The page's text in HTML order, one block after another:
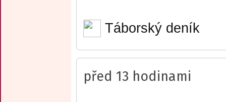
Táborský deník
před 13 hodinami